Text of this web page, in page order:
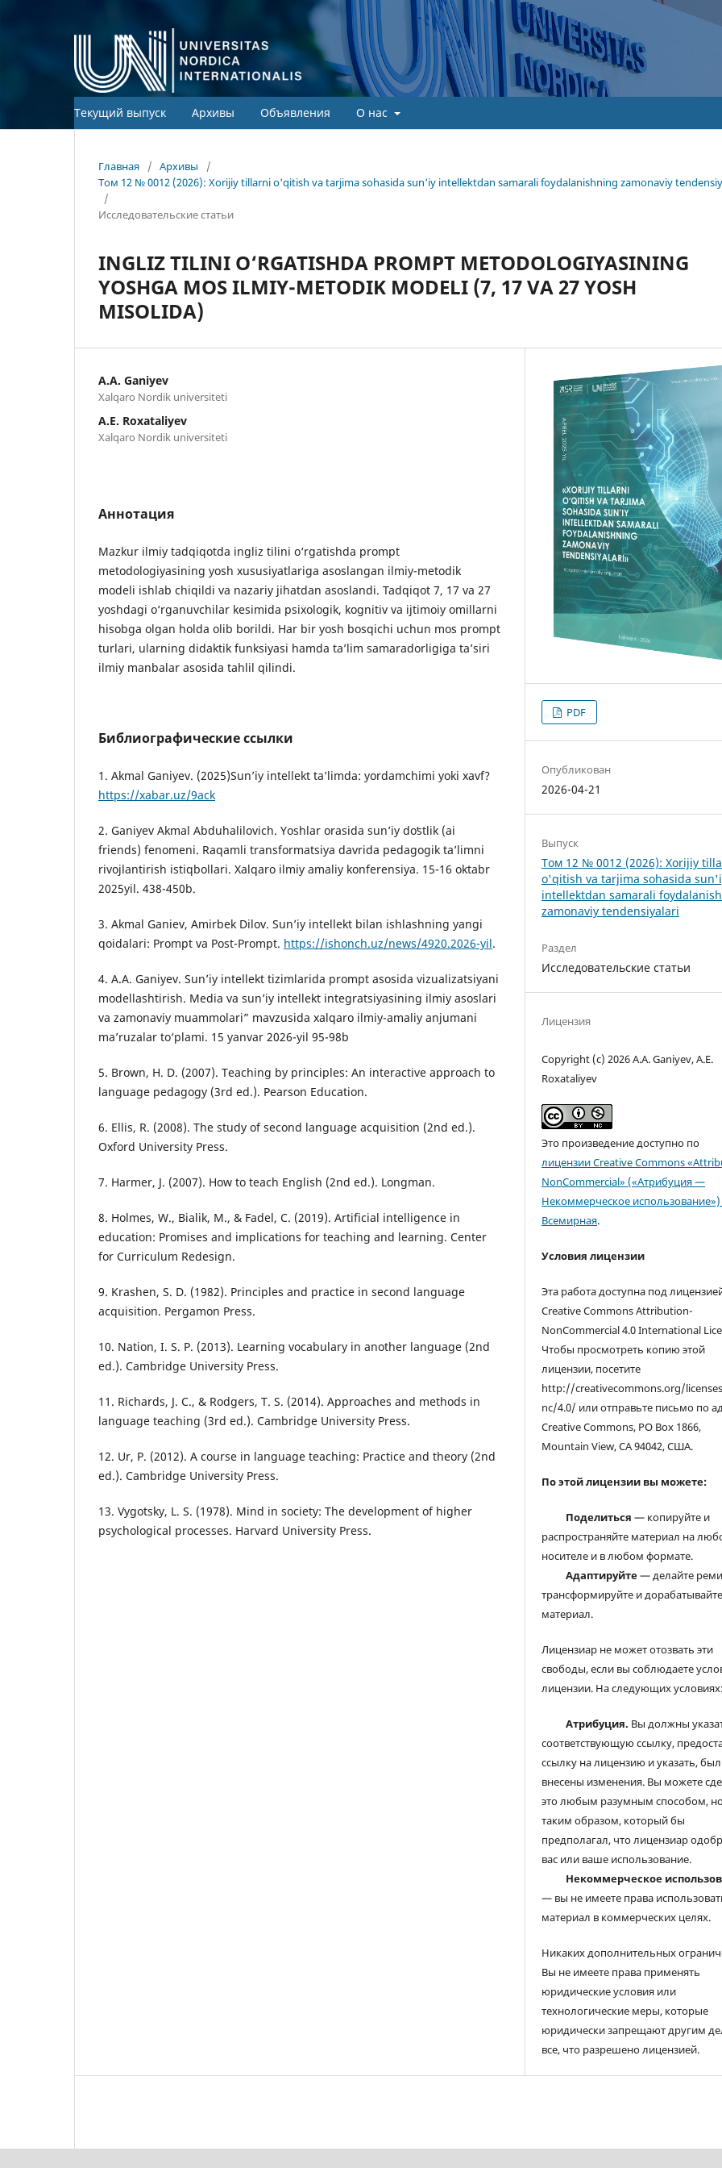
Текущий выпуск Архивы Объявления О нас
Главная / Архивы
/
Том 12 № 0012 (2026): Xorijiy tillarni o'qitish va tarjima sohasida sun'iy intellektdan samarali foydalanishning zamonaviy
/
Исследовательские статьи
INGLIZ TILINI O‘RGATISHDA PROMPT METODOLOGIYASINING
YOSHGA MOS ILMIY-METODIK MODELI (7, 17 VA 27 YOSH
MISOLIDA)
A.A. Ganiyev
Xalqaro Nordik universiteti
A.E. Roxataliyev
Xalqaro Nordik universiteti
Аннотация
Mazkur ilmiy tadqiqotda ingliz tilini o‘rgatishda prompt
metodologiyasining yosh xususiyatlariga asoslangan ilmiy-metodik
modeli ishlab chiqildi va nazariy jihatdan asoslandi. Tadqiqot 7, 17 va 27
yoshdagi o‘rganuvchilar kesimida psixologik, kognitiv va ijtimoiy omillarni
hisobga olgan holda olib borildi. Har bir yosh bosqichi uchun mos prompt
turlari, ularning didaktik funksiyasi hamda ta’lim samaradorligiga ta’siri
ilmiy manbalar asosida tahlil qilindi.
Библиографические ссылки
1. Akmal Ganiyev. (2025)Sun’iy intellekt ta’limda: yordamchimi yoki xavf?
https://xabar.uz/9ack
2. Ganiyev Akmal Abduhalilovich. Yoshlar orasida sunʼiy doʻstlik (ai
friends) fenomeni. Raqamli transformatsiya davrida pedagogik ta’limni
rivojlantirish istiqbollari. Xalqaro ilmiy amaliy konferensiya. 15-16 oktabr
2025yil. 438-450b.
3. Аkmal Ganiev, Аmirbek Dilov. Sunʼiy intellekt bilan ishlashning yangi
qoidalari: Prompt va Post-Prompt. https://ishonch.uz/news/4920.2026-yil.
4. A.A. Ganiyev. Sun’iy intellekt tizimlarida prompt asosida vizualizatsiyani
modellashtirish. Media va sun’iy intellekt integratsiyasining ilmiy asoslari
va zamonaviy muammolari” mavzusida хalqaro ilmiy-amaliy anjumani
ma’ruzalar to‘plami. 15 yanvar 2026-yil 95-98b
5. Brown, H. D. (2007). Teaching by principles: An interactive approach to
language pedagogy (3rd ed.). Pearson Education.
6. Ellis, R. (2008). The study of second language acquisition (2nd ed.).
Oxford University Press.
7. Harmer, J. (2007). How to teach English (2nd ed.). Longman.
8. Holmes, W., Bialik, M., & Fadel, C. (2019). Artificial intelligence in
education: Promises and implications for teaching and learning. Center
for Curriculum Redesign.
9. Krashen, S. D. (1982). Principles and practice in second language
acquisition. Pergamon Press.
10. Nation, I. S. P. (2013). Learning vocabulary in another language (2nd
ed.). Cambridge University Press.
11. Richards, J. C., & Rodgers, T. S. (2014). Approaches and methods in
language teaching (3rd ed.). Cambridge University Press.
12. Ur, P. (2012). A course in language teaching: Practice and theory (2nd
ed.). Cambridge University Press.
13. Vygotsky, L. S. (1978). Mind in society: The development of higher
psychological processes. Harvard University Press.
PDF
Опубликован
2026-04-21
Выпуск
Том 12 № 0012 (2026): Xorijiy
o'qitish va tarjima sohasida
intellektdan samarali
zamonaviy tendensiyalari
Раздел
Исследовательские статьи
Лицензия
Copyright (c) 2026 A.A. Ganiyev, A.E.
Roxataliyev
Это произведение доступно по
лицензии Creative Commons
NonCommercial» («Атрибуция —
Некоммерческое использование»)
Всемирная.
Условия лицензии
Эта работа доступна под
Creative Commons Attribution-
NonCommercial 4.0 International
Чтобы просмотреть копию этой
лицензии, посетите
http://creativecommons.org/
nc/4.0/ или отправьте письмо по
Creative Commons, PO Box 1866,
Mountain View, CA 94042, США.
По этой лицензии вы можете:
Поделиться — копируйте и
распространяйте материал на
носителе и в любом формате.
Адаптируйте— делайте
трансформируйте и дорабатывайте
материал.
Лицензиар не может отозвать эти
свободы, если вы соблюдаете
лицензии. На следующих условиях:
Атрибуция. Вы должны
соответствующую ссылку,
ссылку на лицензию и указать,
внесены изменения. Вы можете
это любым разумным способом,
таким образом, который бы
предполагал, что лицензиар
вас или ваше использование.
Некоммерческое
— вы не имеете права
материал в коммерческих целях.
Никаких дополнительных
Вы не имеете права применять
юридические условия или
технологические меры, которые
юридически запрещают другим
все, что разрешено лицензией.